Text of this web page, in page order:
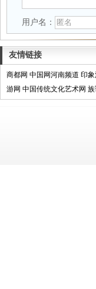
用户名：
友情链接
商都网 中国网河南频道 印象
游网 中国传统文化艺术网